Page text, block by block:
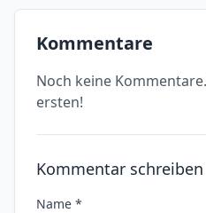
Kommentare
Noch keine
ersten!
Kommentar schreiben
Name *